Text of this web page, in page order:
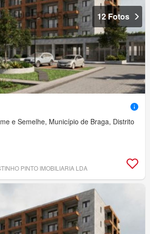
12 Fotos
e Semelhe, Município de Braga, Distrito
PINTO IMOBILIARIA LDA